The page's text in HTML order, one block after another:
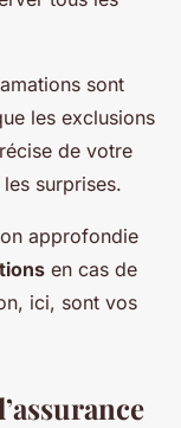
sont
les exclusions
de votre
surprises.
approfondie
en cas de
ici, sont vos